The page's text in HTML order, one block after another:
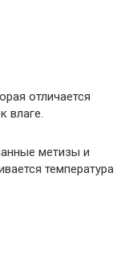
отличается
влаге.
метизы и
температура